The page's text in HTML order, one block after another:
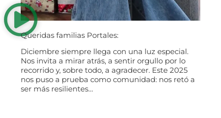
Queridas familias Portales:
Diciembre siempre llega con una luz especial.
Nos invita a mirar atrás, a sentir orgullo por lo
recorrido y, sobre todo, a agradecer. Este 2025
nos puso a prueba como comunidad: nos retó a
ser más resilientes…